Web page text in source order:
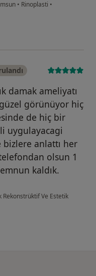
• Rinoplasti •
damak ameliyatı
görünüyor hiç
de hiç bir
uygulayacagi
bizlere anlattı her
olsun 1
kaldık.
Rekonstrüktif Ve Estetik